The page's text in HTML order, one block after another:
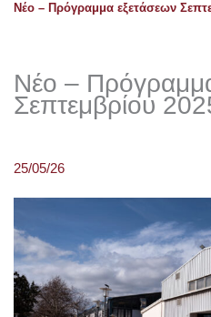
Νέο – Πρόγραμμα εξετάσεων
Νέο –
Σεπτεμβρίου
25/05/26